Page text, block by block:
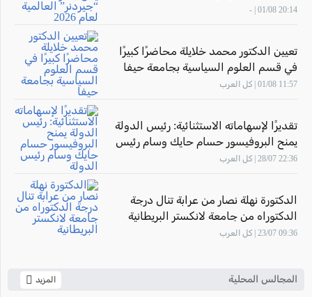
20:14 01/08 | -
تعيين الدكتور محمد خلايلة محاضرًا كبيرًا
في قسم العلوم السياسية بجامعة حيفا
11:57 01/08 | كل العرب
تقديرًا لإسهاماته الاستثنائية: رئيس الدولة
يمنح البروفيسور حسام حايك وسام رئيس
الدولة
22:36 28/07 | كل العرب
الدكتورة نهلة نصار من عرابة تنال درجة
الدكتوراه من جامعة لانكستر البريطانية
09:36 23/07 | كل العرب
المجالس المحلية المزيد